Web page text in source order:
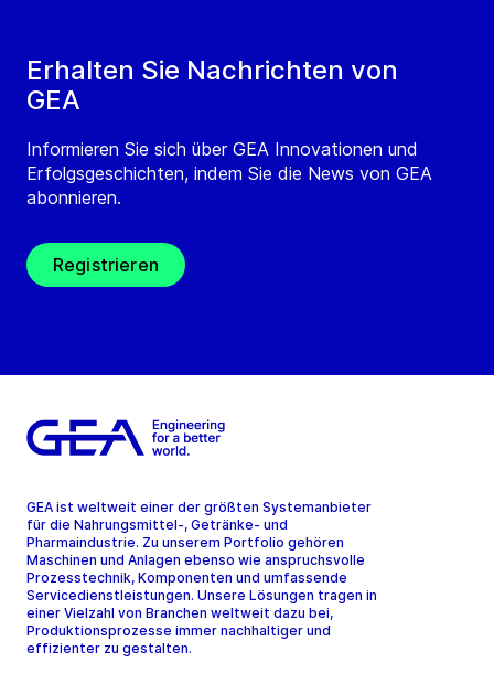
Erhalten Sie Nachrichten von
GEA
Informieren Sie sich über GEA Innovationen und
Erfolgsgeschichten, indem Sie die News von GEA
abonnieren.
Registrieren
GEA ist weltweit einer der größten Systemanbieter
für die Nahrungsmittel-, Getränke- und
Pharmaindustrie. Zu unserem Portfolio gehören
Maschinen und Anlagen ebenso wie anspruchsvolle
Prozesstechnik, Komponenten und umfassende
Servicedienstleistungen. Unsere Lösungen tragen in
einer Vielzahl von Branchen weltweit dazu bei,
Produktionsprozesse immer nachhaltiger und
effizienter zu gestalten.